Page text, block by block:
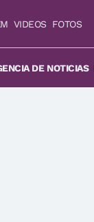
VIDEOS FOTOS
DE NOTICIAS